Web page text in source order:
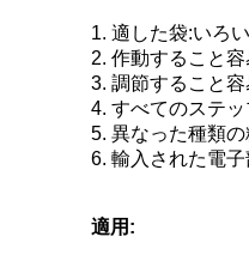
1. 適した袋:いろ
2. 作動すること容
3. 調節すること
4. すべてのステ
5. 異なった種類の
6. 輸入された電
適用: